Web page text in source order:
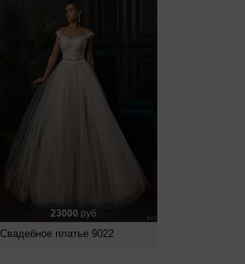
23000 руб.
Свадебное платье 9022